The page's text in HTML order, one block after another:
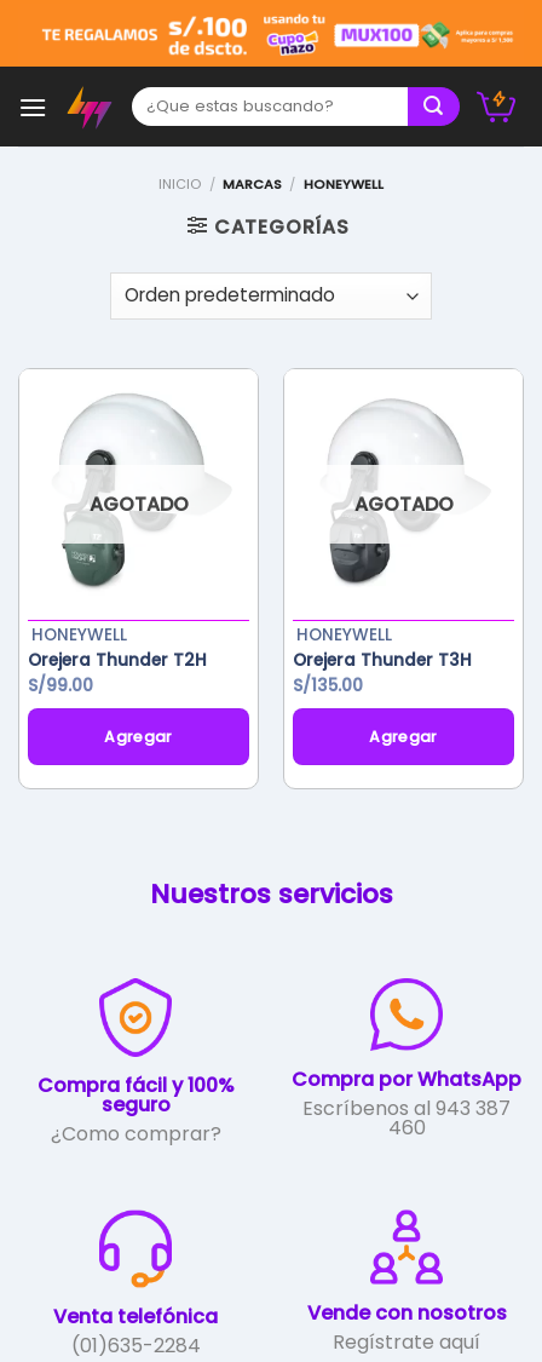
content
Buscar:
INICIO / MARCAS / HONEYWELL
CATEGORÍAS
AGOTADO
Orejera Thunder T2H
HONEYWELL
S/99.00
Agregar
AGOTADO
Orejera Thunder T3H
HONEYWELL
S/135.00
Agregar
Nuestros servicios
Compra fácil y 100%
seguro
¿Como comprar?
Compra por WhatsApp
Escríbenos al 943 387
460
Venta telefónica
(01)635-2284
Vende con nosotros
Regístrate aquí